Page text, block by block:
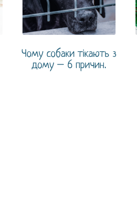
Чому собаки тікають з
дому – 6 причин.